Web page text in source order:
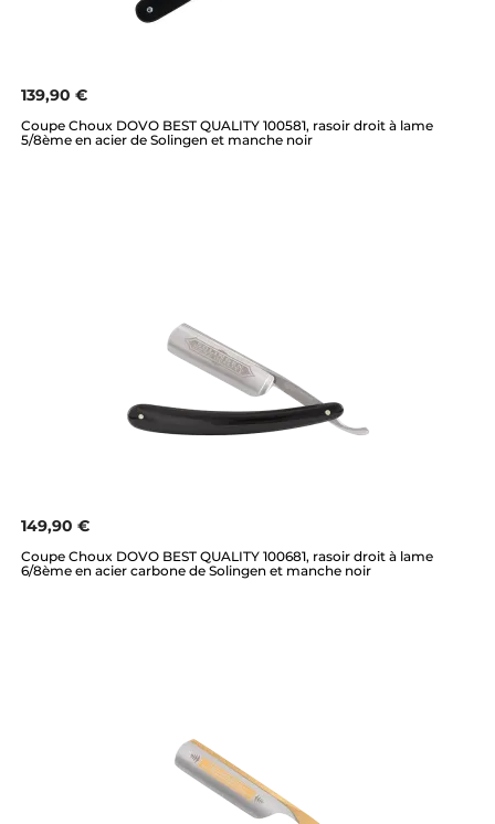
139,90 €
Coupe Choux DOVO BEST QUALITY 100581, rasoir droit à lame
5/8ème en acier de Solingen et manche noir
149,90 €
Coupe Choux DOVO BEST QUALITY 100681, rasoir droit à lame
6/8ème en acier carbone de Solingen et manche noir